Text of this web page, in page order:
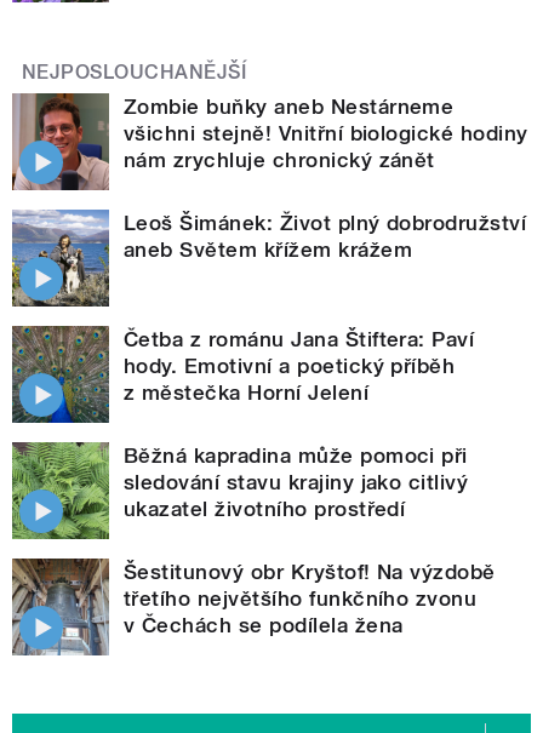
NEJPOSLOUCHANĚJŠÍ
Zombie buňky aneb Nestárneme
všichni stejně! Vnitřní biologické hodiny
nám zrychluje chronický zánět
Leoš Šimánek: Život plný dobrodružství
aneb Světem křížem krážem
Četba z románu Jana Štiftera: Paví
hody. Emotivní a poetický příběh
z městečka Horní Jelení
Běžná kapradina může pomoci při
sledování stavu krajiny jako citlivý
ukazatel životního prostředí
Šestitunový obr Kryštof! Na výzdobě
třetího největšího funkčního zvonu
v Čechách se podílela žena